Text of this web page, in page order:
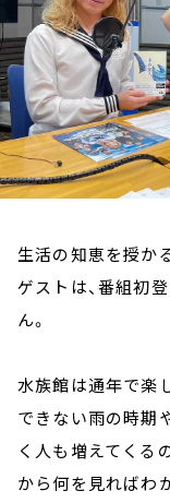
生活の知恵を授かる
ゲストは、番組初
ん。
水族館は通年で楽
できない雨の時期
く人も増えてくる
から何を見ればわ